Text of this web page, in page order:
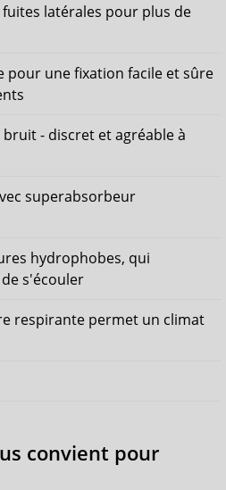
latérales pour plus de
pour une fixation facile et sûre
- discret et agréable à
superabsorbeur
hydrophobes, qui
s'écouler
respirante permet un climat
convient pour